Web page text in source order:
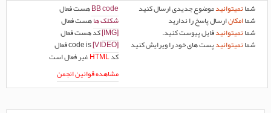
شمانمیتوانیدموضوع جدیدی ارسال کنید
شماامکانارسال پاسخ را ندارید
شمانمیتوانیدفایل پیوست کنید.
شمانمیتوانیدپست های خود را ویرایش کنید
BB codeهستفعال
شکلک هاهستفعال
[IMG]
کد هستفعال
[VIDEO]
code is
فعال
کدHTMLغیر فعالاست
مشاهده قوانین انجمن